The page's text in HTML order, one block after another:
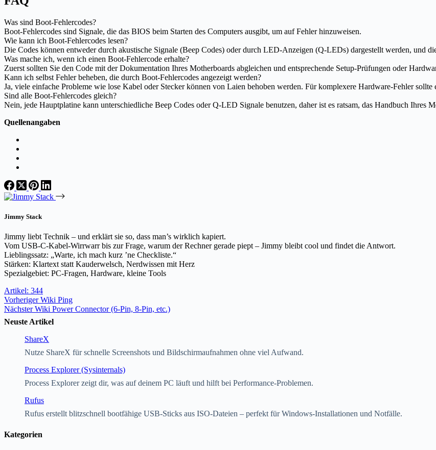
Was sind Boot-Fehlercodes?
Boot-Fehlercodes sind Signale, die das BIOS beim Starten des Computers ausgibt, um auf Fehler hinzuweisen.
Wie kann ich Boot-Fehlercodes lesen?
Die Codes können entweder durch akustische Signale (Beep Codes) oder durch LED-Anzeigen (Q-LEDs) dargestellt werden, und
Was mache ich, wenn ich einen Boot-Fehlercode erhalte?
Zuerst sollten Sie den Code mit der Dokumentation Ihres Motherboards abgleichen und entsprechende Setup-Prüfungen oder
Kann ich selbst Fehler beheben, die durch Boot-Fehlercodes angezeigt werden?
Ja, viele einfache Probleme wie lose Kabel oder Stecker können von Laien behoben werden. Für komplexere Hardware-Fehler
Sind alle Boot-Fehlercodes gleich?
Nein, jede Hauptplatine kann unterschiedliche Beep Codes oder Q-LED Signale benutzen, daher ist es ratsam, das Handbuch Ihres
Quellenangaben
Jimmy Stack
Jimmy liebt Technik – und erklärt sie so, dass man’s wirklich kapiert.
Vom USB-C-Kabel-Wirrwarr bis zur Frage, warum der Rechner gerade piept – Jimmy bleibt cool und findet die Antwort.
Lieblingssatz: „Warte, ich mach kurz ’ne Checkliste.“
Stärken: Klartext statt Kauderwelsch, Nerdwissen mit Herz
Spezialgebiet: PC-Fragen, Hardware, kleine Tools
Artikel: 344
VorherigerWiki Ping
NächsterWiki Power Connector (6-Pin, 8-Pin, etc.)
Neuste Artikel
ShareX
Nutze ShareX für schnelle Screenshots und Bildschirmaufnahmen ohne viel Aufwand.
Process Explorer (Sysinternals)
Process Explorer zeigt dir, was auf deinem PC läuft und hilft bei Performance-Problemen.
Rufus
Rufus erstellt blitzschnell bootfähige USB-Sticks aus ISO-Dateien – perfekt für Windows-Installationen und Notfälle.
Kategorien